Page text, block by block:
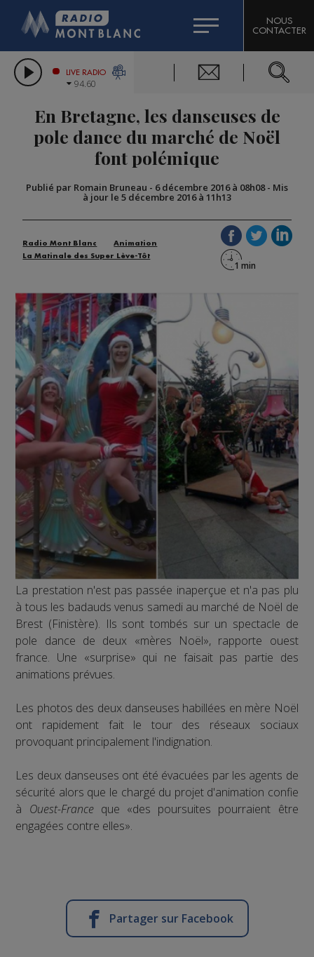
LES CHRONIQUES DE L'EXPERT
CITIZEN MACHINERY
GRAND MASSIF DOMAINES SKIABLES
BIGARD
COMPAGNIE DU MONT-BLANC
NOUS
CONTACTER
LIVE RADIO
94.60
En Bretagne, les danseuses de
pole dance du marché de Noël
font polémique
Publié par Romain Bruneau - 6 décembre 2016 à 08h08- Mis
à jour le 5 décembre 2016 à 11h13
Radio Mont Blanc
Animation
La Matinale des Super Lève-Tôt
La prestation n'est pas passée inaperçue et n'a pas plu
à tous les badauds venus samedi au marché de Noël de
Brest (Finistère). Ils sont tombés sur un spectacle de
pole dance de deux «mères Noël», rapporte ouest
france. Une «surprise» qui ne faisait pas partie des
animations prévues.
Les photos des deux danseuses habillées en mère Noël
ont rapidement fait le tour des réseaux sociaux
provoquant principalement l'indignation.
Les deux danseuses ont été évacuées par les agents de
sécurité alors que le chargé du projet d'animation confie
à Ouest-Franceque «des poursuites pourraient être
engagées contre elles».
Partager sur Facebook